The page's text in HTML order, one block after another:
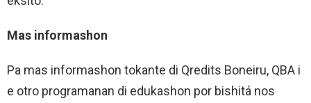
Mas informashon
Pa mas informashon tokante di Qredits Boneiru, QBA i
e otro programanan di edukashon por bishitá nos